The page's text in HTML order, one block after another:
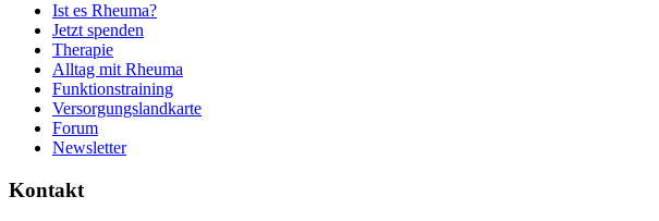
Ist es Rheuma?
Jetzt spenden
Therapie
Alltag mit Rheuma
Funktionstraining
Versorgungslandkarte
Forum
Newsletter
Kontakt